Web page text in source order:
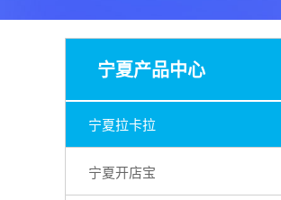
宁夏产品中心
宁夏拉卡拉
宁夏开店宝